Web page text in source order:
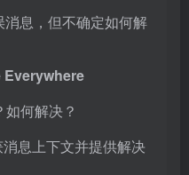
息，但不确定如何解
Everywhere
何解决？
息上下文并提供解决